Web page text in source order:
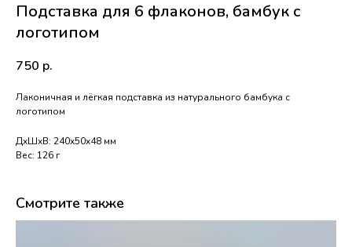
Подставка для 6 флаконов, бамбук с
логотипом
750 р.
Лаконичная и лёгкая подставка из натурального бамбука с
логотипом
ДxШxВ: 240x50x48 мм
Вес: 126 г
Смотрите также